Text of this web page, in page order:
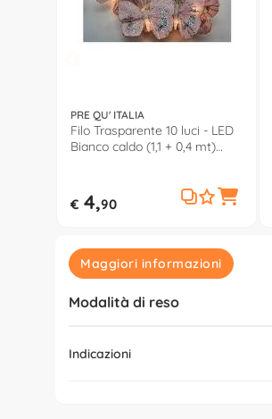
PRE QU' ITALIA
Filo Trasparente 10 luci - LED
Bianco caldo (1,1 + 0,4 mt)
€ 4,90
Maggiori informazioni
Modalità di reso
Indicazioni